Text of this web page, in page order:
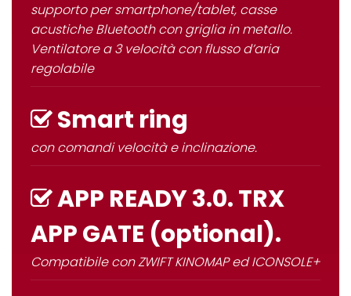
supporto per smartphone/tablet, casse
acustiche Bluetooth con griglia in metallo.
Ventilatore a 3 velocità con flusso d’aria
regolabile
Smart ring
con comandi velocità e inclinazione.
APP READY 3.0. TRX
APP GATE (optional).
Compatibile con ZWIFT KINOMAP ed ICONSOLE+